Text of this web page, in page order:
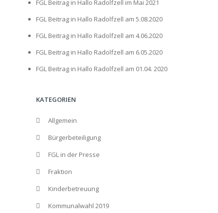
FGL Beitrag in Hallo Radolfzell im Mai 2021
FGL Beitrag in Hallo Radolfzell am 5.08.2020
FGL Beitrag in Hallo Radolfzell am 4.06.2020
FGL Beitrag in Hallo Radolfzell am 6.05.2020
FGL Beitrag in Hallo Radolfzell am 01.04. 2020
KATEGORIEN
Allgemein
Bürgerbeteiligung
FGL in der Presse
Fraktion
Kinderbetreuung
Kommunalwahl 2019